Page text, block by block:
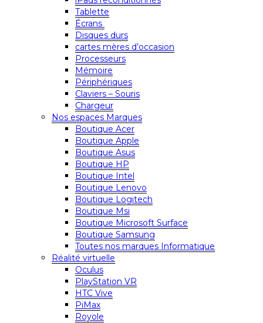
Tablette
Écrans
Disques durs
cartes mères d’occasion
Processeurs
Mémoire
Périphériques
Claviers – Souris
Chargeur
Nos espaces Marques
Boutique Acer
Boutique Apple
Boutique Asus
Boutique HP
Boutique Intel
Boutique Lenovo
Boutique Logitech
Boutique Msi
Boutique Microsoft Surface
Boutique Samsung
Toutes nos marques Informatique
Réalité virtuelle
Oculus
PlayStation VR
HTC Vive
PiMax
Royole